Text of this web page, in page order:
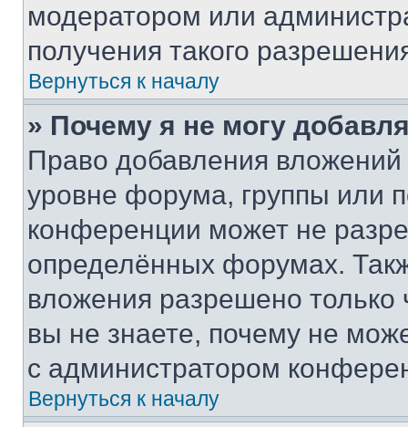
модератором или
получения такого
Вернуться к началу
» Почему я не могу
Право добавления
уровне форума, группы или
конференции может не
определённых форумах.
вложения разрешено
вы не знаете, почему не
с администратором
Вернуться к началу